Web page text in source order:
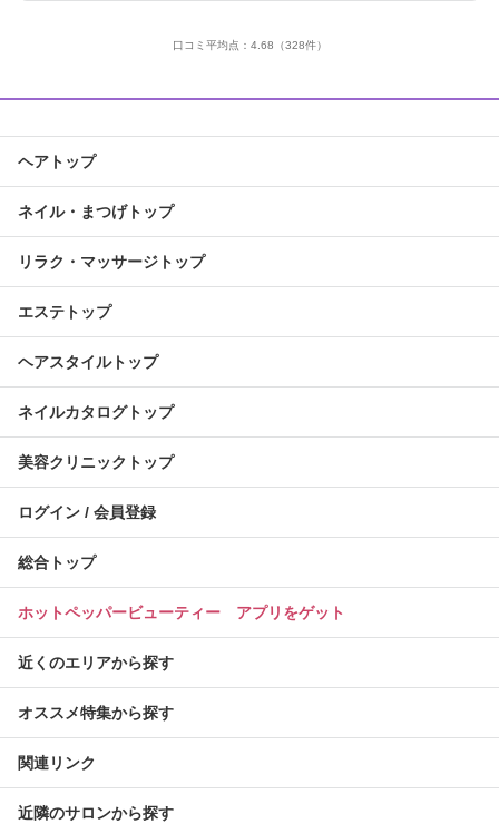
口コミ平均点： 4.68 （328件）
ヘアトップ
ネイル・まつげトップ
リラク・マッサージトップ
エステトップ
ヘアスタイルトップ
ネイルカタログトップ
美容クリニックトップ
ログイン / 会員登録
総合トップ
ホットペッパービューティー アプリをゲット
近くのエリアから探す
オススメ特集から探す
関連リンク
近隣のサロンから探す